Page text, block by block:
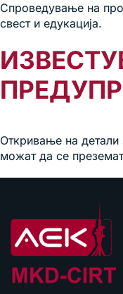
Спроведување на
свест и едукација.
Откривање на детали
можат да се